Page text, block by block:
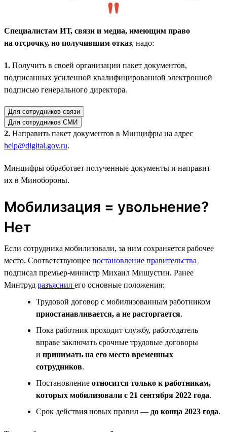
Специалистам ИТ, связи и медиа, имеющим право
на отсрочку, но получившим отказ, надо:
1. Получить в своей организации пакет документов,
подписанных усиленной квалифицированной электронной
подписью генерального директора.
Для сотрудников связи
Для сотрудников СМИ
2. Направить пакет документов в Минцифры на адрес
help@digital.gov.ru.
Минцифры обработает полученные документы и направит
их в Минобороны.
Мобилизация = увольнение?
Нет
Если сотрудника мобилизовали, за ним сохраняется рабочее
место. Соответствующее постановление правительства
подписал премьер-министр Михаил Мишустин. Ранее
Минтруд разъяснил его основные положения:
Трудовой договор с мобилизованным работником
приостанавливается, а не расторгается.
Пока работник проходит службу, работодатель
вправе заключать срочные трудовые договоры
и принимать на его место временных
сотрудников.
Постановление относится только к работникам,
которых мобилизовали с 21 сентября 2022 года.
Срок действия новых правил — до конца 2023 года.